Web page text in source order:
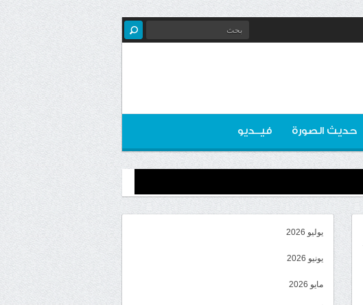
حديث الصورة فيــديو
يوليو 2026
يونيو 2026
مايو 2026